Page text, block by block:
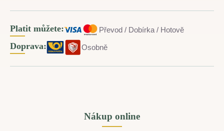
Platit můžete: Převod / Dobírka / Hotově
Doprava: Osobně
Nákup online